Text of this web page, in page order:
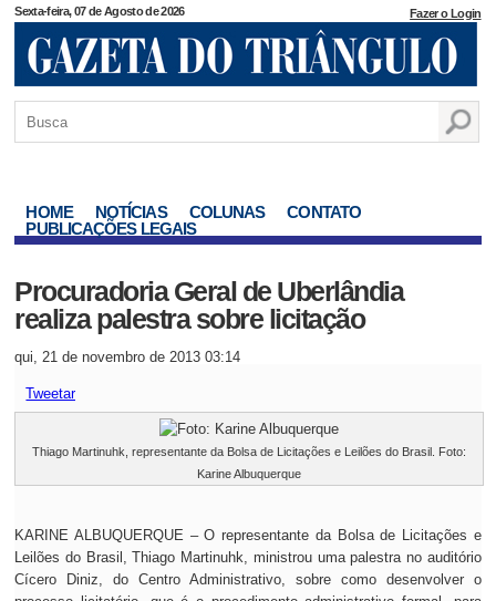
Sexta-feira, 07 de Agosto de 2026 Fazer o Login
HOME NOTÍCIAS COLUNAS
CONTATO
PUBLICAÇÕES LEGAIS
Procuradoria Geral de Uberlândia
realiza palestra sobre licitação
qui, 21 de novembro de 2013 03:14
Tweetar
Thiago Martinuhk, representante da Bolsa de Licitações e Leilões do Brasil. Foto:
Karine Albuquerque
KARINE ALBUQUERQUE – O representante da Bolsa de Licitações e
Leilões do Brasil, Thiago Martinuhk, ministrou uma palestra no auditório
Cícero Diniz, do Centro Administrativo, sobre como desenvolver o